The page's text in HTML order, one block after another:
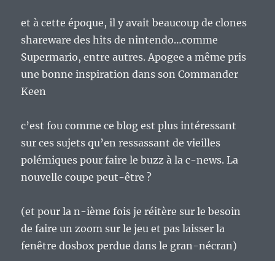
et à cette époque, il y avait beaucoup de clones
shareware des hits de nintendo…comme
Supermario, entre autres. Apogee a même pris
une bonne inspiration dans son Commander
Keen
c’est fou comme ce blog est plus intéressant
sur ces sujets qu’en ressassant de vieilles
polémiques pour faire le buzz à la c-news. La
nouvelle coupe peut-être ?
(et pour la n-ième fois je réitère sur le besoin
de faire un zoom sur le jeu et pas laisser la
fenêtre dosbox perdue dans le gran-nécran)